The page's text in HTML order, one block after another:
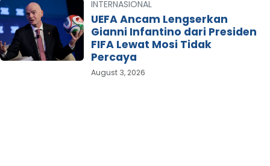
INTERNASIONAL
UEFA Ancam Lengserkan
Gianni Infantino dari Presiden
FIFA Lewat Mosi Tidak
Percaya
August 3, 2026